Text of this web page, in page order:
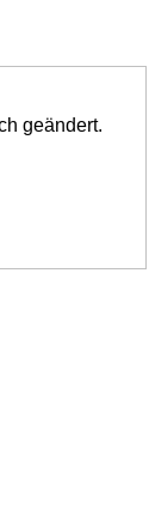
geändert.